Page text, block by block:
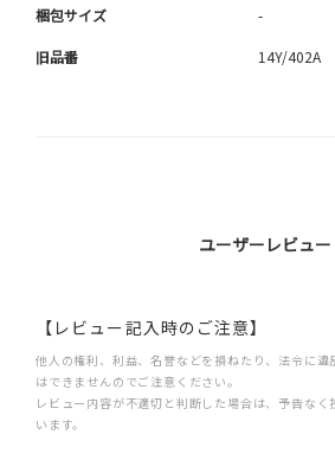
梱包サイズ -
旧品番 14Y/402A
ユーザーレビュー
【レビュー記入時のご注意】
他人の権利、利益、名誉などを損ねたり、法令に違
はできませんのでご注意ください。
レビュー内容が不適切と判断した場合は、予告な
います。